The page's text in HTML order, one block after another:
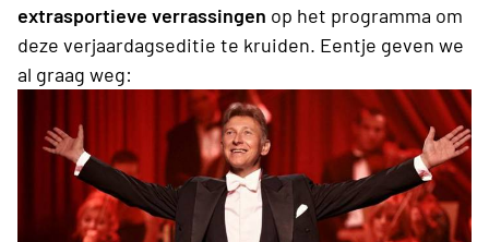
extrasportieve verrassingen op het programma om
deze verjaardagseditie te kruiden. Eentje geven we
al graag weg: